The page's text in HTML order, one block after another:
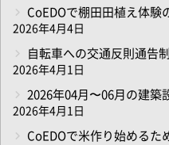
CoEDOで棚田田植え体験
2026年4月4日
自転車への交通反則通告
2026年4月1日
2026年04月〜06月の建築
2026年4月1日
CoEDOで米作り始めるた